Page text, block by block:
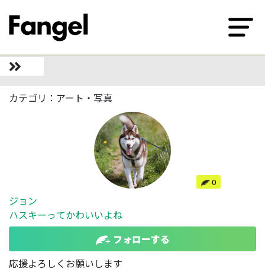
カテゴリ：アート・写真
0
ジョン
ハスキーってかわいいよね
フォローする
応援よろしくお願いします